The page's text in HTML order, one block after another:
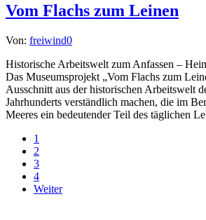
Vom Flachs zum Leinen
Von: freiwind0
Historische Arbeitswelt zum Anfassen –
Das Museumsprojekt „Vom Flachs zum
Ausschnitt aus der historischen Arbeitswelt
Jahrhunderts verständlich machen, die im
Meeres ein bedeutender Teil des täglichen
1
2
3
4
Weiter